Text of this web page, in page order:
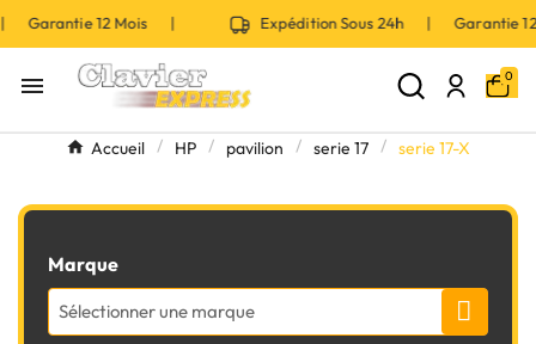
Garantie 12 Mois | Expédition Sous 24h | Garantie
 0
Accueil HP pavilion serie 17 serie 17-X
Marque
Sélectionner une marque